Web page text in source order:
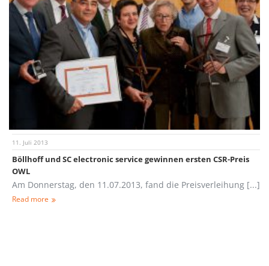
11. Juli 2013
Böllhoff und SC electronic service gewinnen ersten CSR-Preis
OWL
Am Donnerstag, den 11.07.2013, fand die Preisverleihung [...]
Read more